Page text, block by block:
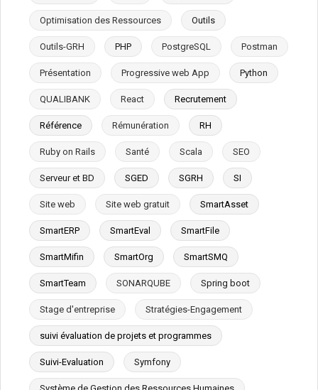
Optimisation des Ressources Outils
Outils-GRH PHP PostgreSQL Postman
Présentation Progressive web App Python
QUALIBANK React Recrutement
Référence Rémunération RH
Ruby on Rails Santé Scala SEO
Serveur et BD SGED SGRH SI
Site web Site web gratuit SmartAsset
SmartERP SmartEval SmartFile
SmartMifin SmartOrg SmartSMQ
SmartTeam SONARQUBE Spring boot
Stage d'entreprise Stratégies-Engagement
suivi évaluation de projets et programmes
Suivi-Evaluation Symfony
Système de Gestion des Ressources Humaines